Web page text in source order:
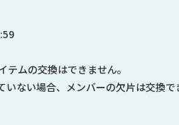
ムの交換はできません。
ない場合、メンバーの欠片は交換で